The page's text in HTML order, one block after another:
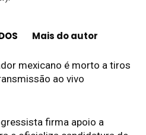
Mais do autor
mexicano é morto a tiros
ao vivo
firma apoio a